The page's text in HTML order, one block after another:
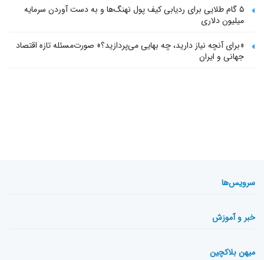
۵ گام طلایی برای ردیابی کیف پول‌ نهنگ‌ها و به دست آوردن سرمایه
میلیون دلاری
«برای آنچه نیاز دارید، چه بهایی می‌پردازید؟» صورت‌مسئله تازه اقتصاد
جهانی و ایران
سرویس‌ها
خبر و آموزش
میهن بلاکچین